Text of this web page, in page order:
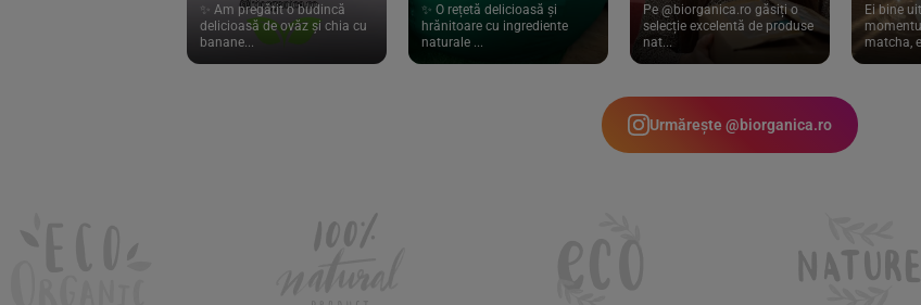
✨ Am pregătit o budincă
delicioasă de ovăz și chia cu
banane...
✨ O rețetă delicioasă și
hrănitoare cu ingrediente
naturale ...
Pe @biorganica.ro găsiți o
selecție excelentă de produse
nat...
Ei bine
matcha,
Urmărește @biorganica.ro